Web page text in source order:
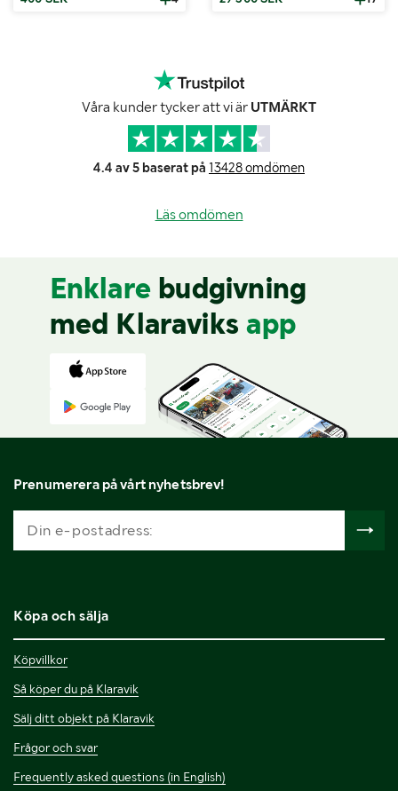
Våra kunder tycker att vi är UTMÄRKT
4.4 av 5 baserat på 13428 omdömen
Läs omdömen
Enklare budgivning
med Klaraviks app
Prenumerera på vårt nyhetsbrev!
Köpa och sälja
Köpvillkor
Så köper du på Klaravik
Sälj ditt objekt på Klaravik
Frågor och svar
Frequently asked questions (in English)